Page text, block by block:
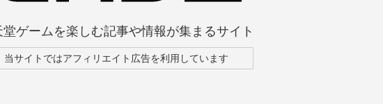
堂ゲームを楽しむ記事や情報が集まるサイト
当サイトではアフィリエイト広告を利用しています